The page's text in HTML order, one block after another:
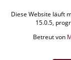
Diese Website läuft
15.0.5,
Betreut von